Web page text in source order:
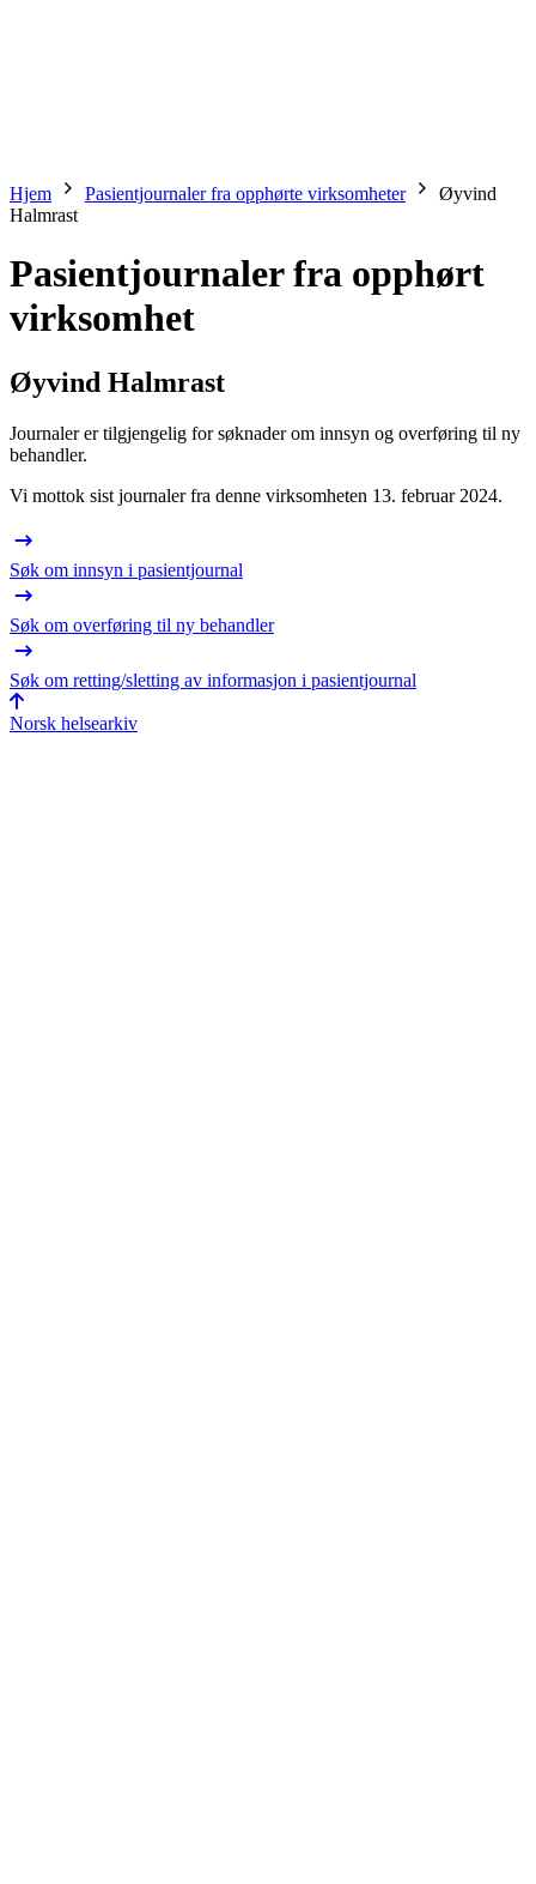
Hjem Pasientjournaler fra opphørte virksomheter
Øyvind
Halmrast
Pasientjournaler fra opphørt
virksomhet
Øyvind Halmrast
Journaler er tilgjengelig for søknader om innsyn og overføring til ny
behandler.
Vi mottok sist journaler fra denne virksomheten 13. februar 2024.
Søk om innsyn i pasientjournal
Søk om overføring til ny behandler
Søk om retting/sletting av informasjon i pasientjournal
Norsk helsearkiv